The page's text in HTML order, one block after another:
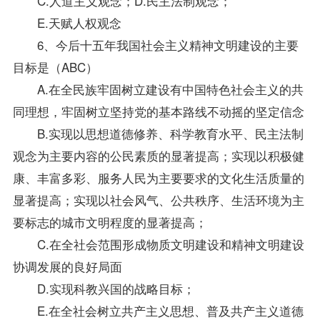
E.天赋人权观念
6、今后十五年我国社会主义精神文明建设的主要
目标是（ABC）
A.在全民族牢固树立建设有中国特色社会主义的共
同理想，牢固树立坚持党的基本路线不动摇的坚定信念
B.实现以思想道德修养、科学教育水平、民主法制
观念为主要内容的公民素质的显著提高；实现以积极健
康、丰富多彩、服务人民为主要要求的文化生活质量的
显著提高；实现以社会风气、公共秩序、生活环境为主
要标志的城市文明程度的显著提高；
C.在全社会范围形成物质文明建设和精神文明建设
协调发展的良好局面
D.实现科教兴国的战略目标；
E.在全社会树立共产主义思想、普及共产主义道德